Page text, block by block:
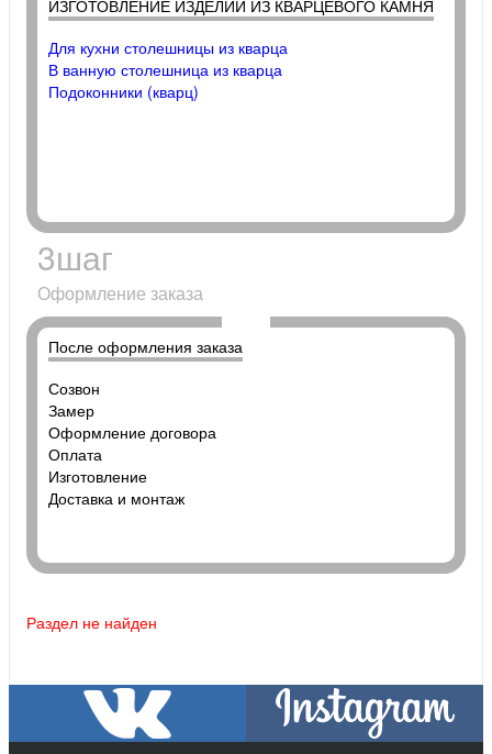
ИЗГОТОВЛЕНИЕ ИЗДЕЛИЙ ИЗ КВАРЦЕВОГО КАМНЯ
Для кухни столешницы из кварца
В ванную столешница из кварца
Подоконники (кварц)
3шаг
Оформление заказа
После оформления заказа
Созвон
Замер
Оформление договора
Оплата
Изготовление
Доставка и монтаж
Раздел не найден